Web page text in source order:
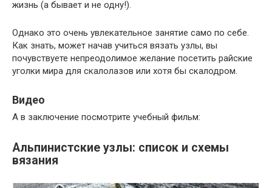
жизнь (а бывает и не одну!).
Однако это очень увлекательное занятие само по себе.
Как знать, может начав учиться вязать узлы, вы
почувствуете непреодолимое желание посетить райские
уголки мира для скалолазов или хотя бы скалодром.
Видео
А в заключение посмотрите учебный фильм:
Альпинистские узлы: список и схемы
вязания